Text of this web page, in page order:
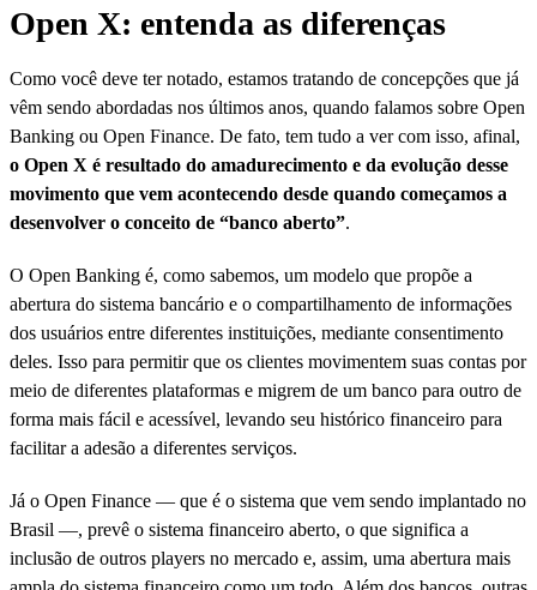
Open X: entenda as diferenças
Como você deve ter notado, estamos tratando de concepções que já
vêm sendo abordadas nos últimos anos, quando falamos sobre Open
Banking ou Open Finance. De fato, tem tudo a ver com isso, afinal,
o Open X é resultado do amadurecimento e da evolução desse
movimento que vem acontecendo desde quando começamos a
desenvolver o conceito de “banco aberto”.
O Open Banking é, como sabemos, um modelo que propõe a
abertura do sistema bancário e o compartilhamento de informações
dos usuários entre diferentes instituições, mediante consentimento
deles. Isso para permitir que os clientes movimentem suas contas por
meio de diferentes plataformas e migrem de um banco para outro de
forma mais fácil e acessível, levando seu histórico financeiro para
facilitar a adesão a diferentes serviços.
Já o Open Finance — que é o sistema que vem sendo implantado no
Brasil —, prevê o sistema financeiro aberto, o que significa a
inclusão de outros players no mercado e, assim, uma abertura mais